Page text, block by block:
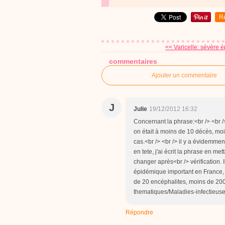
<< Varicelle: sévère
commentaires
Ajouter un commentaire
J Julie 19/12/2012 16:32
Concernant la phrase:<br /> <br
on était à moins de 10 décès,
cas.<br /> <br /> il y a
en tete, j'ai écrit la phrase en
changer après<br /> vérification.
épidémique important en
de 20 encéphalites, moins de
thematiques/Maladies-
Répondre